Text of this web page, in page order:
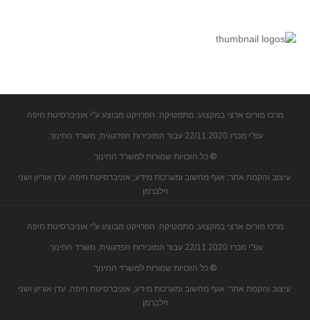
מרכז מורים ארצי במקצוע: מתמטיקה. הפרויקט מבוצע ע"י אוניברסיטת חיפה
עפ"י מכרז 22/11.2020 עבור המזכירות הפדגוגית, משרד החינוך.
© כל הזכויות שמורות למשרד החינוך
עיצוב והקמת אתר: אגף מחשוב ומערכות מידע, אוניברסיטת חיפה. עדן אוריון ושני
זילברמן
מרכז מורים ארצי במקצוע: מתמטיקה. הפרויקט מבוצע ע"י אוניברסיטת חיפה
עפ"י מכרז 22/11.2020 עבור המזכירות הפדגוגית, משרד החינוך.
© כל הזכויות שמורות למשרד החינוך
עיצוב והקמת אתר: אגף מחשוב ומערכות מידע, אוניברסיטת חיפה. עדן אוריון ושני
זילברמן